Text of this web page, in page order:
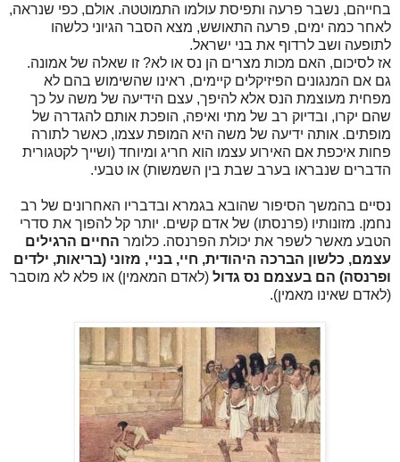
בחייהם, נשבר פרעה ותפיסת עולמו התמוטטה. אולם, כפי שנראה,
לאחר כמה ימים, פרעה התאושש, מצא הסבר הגיוני כלשהו
לתופעה ושב לרדוף את בני ישראל.
אז לסיכום, האם מכות מצרים הן נס או לא? זו שאלה של אמונה.
גם אם המנגונים הפיזיקלים קיימים, ראינו שהשימוש בהם לא
מפחית מעוצמת הנס אלא להיפך, עצם הידיעה של משה על כך
שהם יקרו, ובדיוק רב של מתי ואיפה, הופכת אותם להגדרה של
מופתים. אותה ידיעה של משה היא המופת עצמו, כאשר לתורה
פחות איכפת אם האירוע עצמו הוא חריג ומיוחד (ושייך לקטגורית
הדברים שנבראו בערב שבת בין השמשות) או טבעי.
נסיים בהמשך הסיפור שהובא בגמרא ובדבריו האחרונים של רב
נחמן. מזונותיו (פרנסתו) של אדם קשים. יותר קל להפוך את סדרי
הטבע מאשר לשפר את יכולת הפרנסה. כלומר החיים הרגילים
עצמם, כלשון הברכה היהודית, חיי, בניי, מזוני (בריאות, ילדים
ופרנסה) הם בעצמם נס גדול (לאדם המאמין) או פלא לא מוסבר
(לאדם שאינו מאמין).